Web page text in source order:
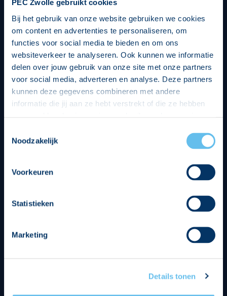
PEC Zwolle gebruikt cookies
Bij het gebruik van onze website gebruiken we cookies
om content en advertenties te personaliseren, om
functies voor social media te bieden en om ons
websiteverkeer te analyseren. Ook kunnen we informatie
delen over jouw gebruik van onze site met onze partners
voor social media, adverteren en analyse. Deze partners
kunnen deze gegevens combineren met andere
informatie die jij aan ze hebt verstrekt of die ze hebben
op een veilige en integere wijze. Je kunt je toestemming
beheren op de privacy- en cookieverklaring pagina.
Noodzakelijk
Voorkeuren
Statistieken
Marketing
Details tonen